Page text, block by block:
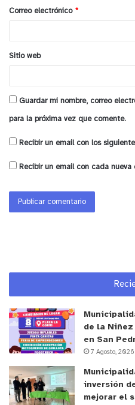
*
Correo electrónico *
Sitio web
Guardar mi nombre, correo
para la próxima vez que comente.
Recibir un email con los
Recibir un email con cada nueva
de la Niñez
en San
7 Agosto, 2026
inversión
mejorar el